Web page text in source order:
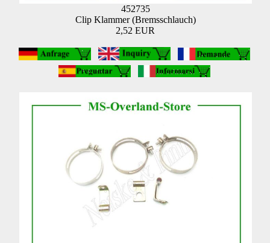
452735
Clip Klammer (Bremsschlauch)
2,52 EUR